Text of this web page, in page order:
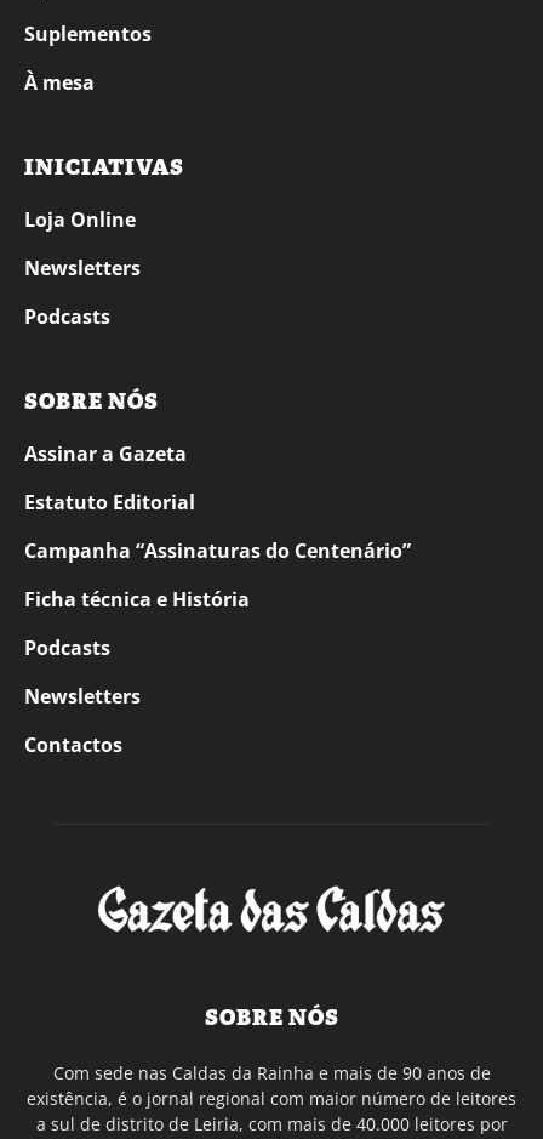
Suplementos
À mesa
INICIATIVAS
Loja Online
Newsletters
Podcasts
SOBRE NÓS
Assinar a Gazeta
Estatuto Editorial
Campanha “Assinaturas do Centenário”
Ficha técnica e História
Podcasts
Newsletters
Contactos
SOBRE NÓS
Com sede nas Caldas da Rainha e mais de 90 anos de
existência, é o jornal regional com maior número de leitores
a sul de distrito de Leiria, com mais de 40.000 leitores por